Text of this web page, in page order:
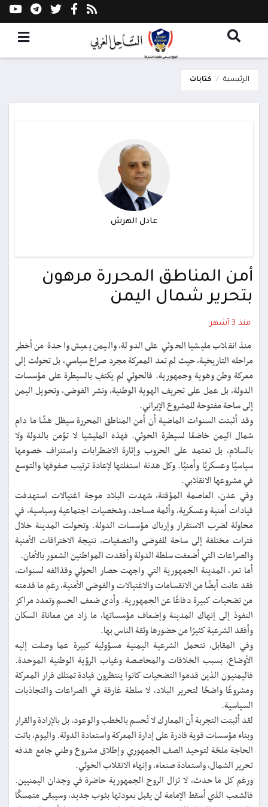
الرئيسية كتابات
عادل الهرش
أمن المناطق المحررة مرهون
بتحرير شمال اليمن
منذ 3 أشهر
منذ انقلاب مليشيا الحوثي على الدولة، واليمن يعيش واحدة من أخطر
مراحله التاريخية، حيث لم تعد المعركة مجرد صراع سياسي، بل تحولت إلى
معركة وطن وهوية وجمهورية. فالحوثي لم يكتفِ بالسيطرة على مؤسسات
الدولة، بل عمل على تجريف الهوية الوطنية، ونشر الفوضى، وتحويل اليمن
إلى ساحة مفتوحة للمشروع الإيراني.
وقد أثبتت السنوات الماضية أن أمن المناطق المحررة سيظل هشًا ما دام
شمال اليمن خاضعًا لسيطرة الحوثي. فهذه المليشيا لا تؤمن بالدولة ولا
بالسلام، بل تعتمد على الحروب وإثارة الاضطرابات واستنزاف خصومها
سياسيًا وعسكريًا وأمنيًا. وكل هدنة استغلتها لإعادة ترتيب صفوفها والتوسع
في مشروعها الانقلابي.
وفي عدن، العاصمة المؤقتة، شهدت البلاد موجة اغتيالات استهدفت
قيادات أمنية وعسكرية، وأئمة مساجد، وشخصيات اجتماعية وسياسية، في
محاولة لضرب الاستقرار وإرباك مؤسسات الدولة. وتحولت المدينة خلال
فترات مختلفة إلى ساحة للفوضى والتصفيات، نتيجة الاختراقات الأمنية
والصراعات التي أضعفت سلطة الدولة وأفقدت المواطنين الشعور بالأمان.
أما تعز، المدينة الجمهورية التي واجهت حصار الحوثي وقذائفه لسنوات،
فقد عانت أيضًا من الانقسامات والاغتيالات والفوضى الأمنية، رغم ما قدمته
من تضحيات كبيرة دفاعًا عن الجمهورية. وأدى ضعف الحسم وتعدد مراكز
النفوذ إلى إنهاك المدينة وإضعاف مؤسساتها، ما زاد من معاناة السكان
وأفقد الشرعية كثيرًا من حضورها وثقة الناس بها.
وفي المقابل، تتحمل الشرعية اليمنية مسؤولية كبيرة عما وصلت إليه
الأوضاع، بسبب الخلافات والمحاصصة وغياب الرؤية الوطنية الموحدة.
فاليمنيون الذين قدموا التضحيات كانوا ينتظرون قيادة تمتلك قرار المعركة
ومشروعًا واضحًا لتحرير البلاد، لا سلطة غارقة في الصراعات والتجاذبات
السياسية.
لقد أثبتت التجربة أن المعارك لا تُحسم بالخطب والوعود، بل بالإرادة والقرار
وبناء مؤسسات قوية قادرة على إدارة المعركة واستعادة الدولة. واليوم، باتت
الحاجة ملحّة لتوحيد الصف الجمهوري وإطلاق مشروع وطني جامع هدفه
تحرير الشمال، واستعادة صنعاء، وإنهاء الانقلاب الحوثي.
ورغم كل ما حدث، لا تزال الروح الجمهورية حاضرة في وجدان اليمنيين.
فالشعب الذي أسقط الإمامة لن يقبل بعودتها بثوب جديد، وسيبقى متمسكًا